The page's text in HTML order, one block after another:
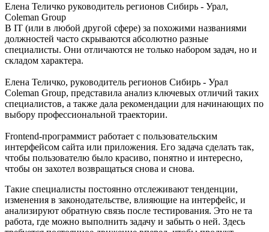
Елена Теличко руководитель регионов Сибирь - Урал,
Coleman Group
В IT (или в любой другой сфере) за похожими названиями
должностей часто скрываются абсолютно разные
специалисты. Они отличаются не только набором задач, но и
складом характера.
Елена Теличко, руководитель регионов Сибирь - Урал
Coleman Group, представила анализ ключевых отличий таких
специалистов, а также дала рекомендации для начинающих по
выбору профессиональной траектории.
Frontend-программист работает с пользовательским
интерфейсом сайта или приложения. Его задача сделать так,
чтобы пользователю было красиво, понятно и интересно,
чтобы он захотел возвращаться снова и снова.
Такие специалисты постоянно отслеживают тенденции,
изменения в законодательстве, влияющие на интерфейс, и
анализируют обратную связь после тестирования. Это не та
работа, где можно выполнить задачу и забыть о ней. Здесь